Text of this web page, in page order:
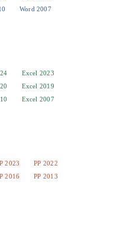
Word 2007
Excel 2023
Excel 2019
Excel 2007
2023
PP 2022
2016
PP 2013